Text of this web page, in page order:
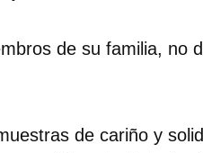
de su familia, no
de cariño y